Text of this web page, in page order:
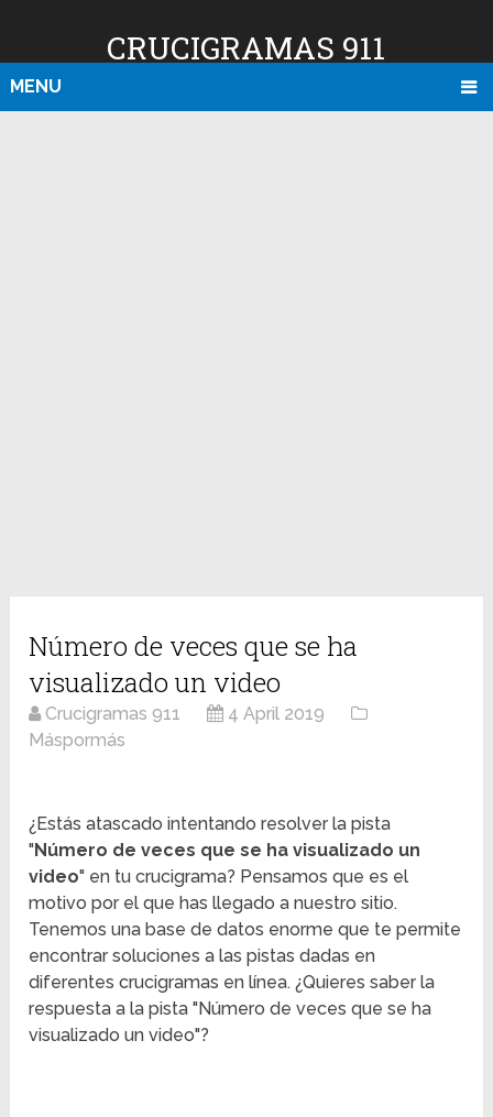
CRUCIGRAMAS 911
MENU
Número de veces que se ha
visualizado un video
Crucigramas 911
4 April 2019
Máspormás
¿Estás atascado intentando resolver la pista
"Número de veces que se ha visualizado un
video" en tu crucigrama? Pensamos que es el
motivo por el que has llegado a nuestro sitio.
Tenemos una base de datos enorme que te permite
encontrar soluciones a las pistas dadas en
diferentes crucigramas en línea. ¿Quieres saber la
respuesta a la pista "Número de veces que se ha
visualizado un video"?